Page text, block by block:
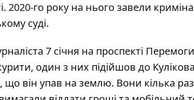
2020-го року на нього завели
суді.
7 січня на проспекті
один з них підійшов до
він упав на землю. Вони кілька